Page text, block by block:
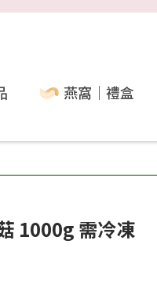
燕窩｜禮盒
1000g 需冷凍